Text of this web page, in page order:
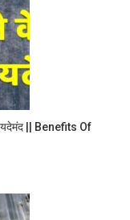
|| Benefits Of